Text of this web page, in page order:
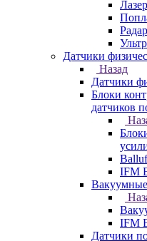
Датчики
Назад
Датчики
Блоки
датчиков
IFM
IFM
Датчики